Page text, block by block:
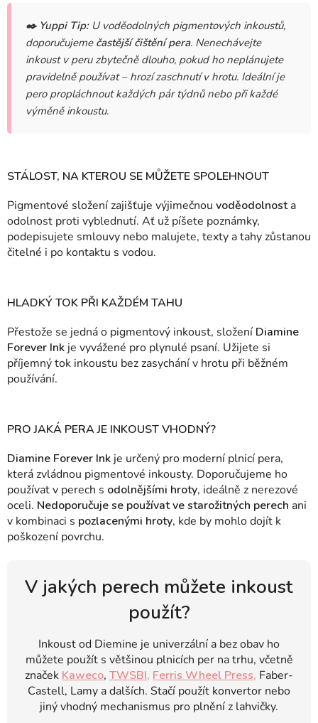
✒️ Yuppi Tip:U voděodolných pigmentových inkoustů,
doporučujeme častější čištění pera. Nenechávejte
inkoust v peru zbytečně dlouho, pokud ho neplánujete
pravidelně používat – hrozí zaschnutí v hrotu. Ideální je
pero propláchnout každých pár týdnů nebo při každé
výměně inkoustu.
STÁLOST, NA KTEROU SE MŮŽETE SPOLEHNOUT
Pigmentové složení zajišťuje výjimečnou voděodolnosta
odolnost proti vyblednutí. Ať už píšete poznámky,
podepisujete smlouvy nebo malujete, texty a tahy zůstanou
čitelné i po kontaktu s vodou.
HLADKÝ TOK PŘI KAŽDÉM TAHU
Přestože se jedná o pigmentový inkoust, složení Diamine
Forever Ink je vyvážené pro plynulé psaní. Užijete si
příjemný tok inkoustu bez zasychání v hrotu při běžném
používání.
PRO JAKÁ PERA JE INKOUST VHODNÝ?
Diamine Forever Ink je určený pro moderní plnicí pera,
která zvládnou pigmentové inkousty. Doporučujeme ho
používat v perech s odolnějšími hroty, ideálně z nerezové
oceli. Nedoporučuje se používat ve starožitných perech ani
v kombinaci s pozlacenými hroty, kde by mohlo dojít k
poškození povrchu.
V jakých perech můžete inkoust
použít?
Inkoust od Diemine je univerzální a bez obav ho
můžete použít s většinou plnicích per na trhu, včetně
značek Kaweco, TWSBI, Ferris Wheel Press, Faber-
Castell, Lamy a dalších. Stačí použít konvertor nebo
jiný vhodný mechanismus pro plnění z lahvičky.